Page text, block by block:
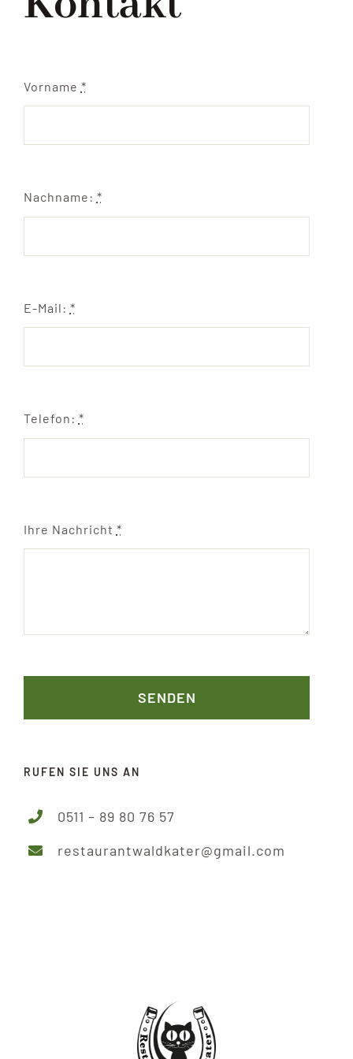
FEIERN
KONTAKT
Vorname *
Nachname: *
E-Mail: *
Telefon: *
Ihre Nachricht *
SENDEN
RUFEN SIE UNS AN
0511 – 89 80 76 57
restaurantwaldkater@gmail.com